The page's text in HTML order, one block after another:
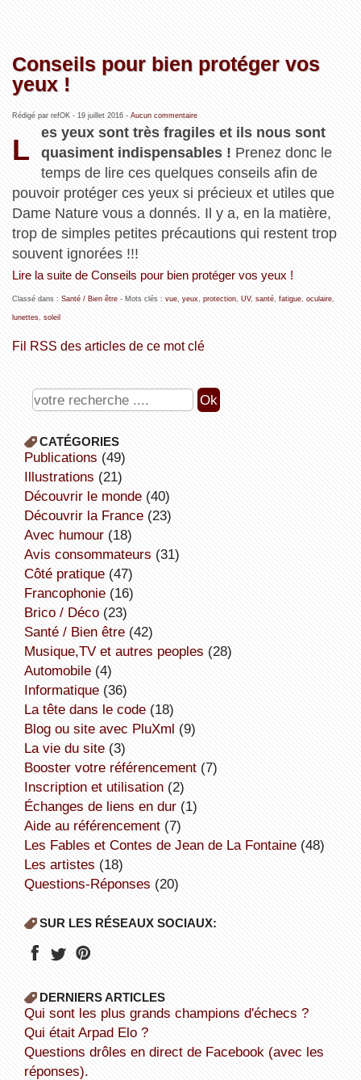
Conseils pour bien protéger vos
yeux !
Rédigé par refOK - 19 juillet 2016- Aucun commentaire
L
es yeux sont très fragiles et ils nous sont
quasiment indispensables ! Prenez donc le
temps de lire ces quelques conseils afin de
pouvoir protéger ces yeux si précieux et utiles que
Dame Nature vous a donnés. Il y a, en la matière,
trop de simples petites précautions qui restent trop
souvent ignorées !!!
Lire la suite de Conseils pour bien protéger vos yeux !
Classé dans : Santé / Bien être- Mots clés : vue, yeux, protection, UV, santé, fatigue, oculaire,
lunettes, soleil
Fil RSS des articles de ce mot clé
CATÉGORIES
publications (49)
illustrations (21)
découvrir le monde(40)
découvrir la France(23)
avec humour(18)
avis consommateurs (31)
côté pratique(47)
Francophonie(16)
Brico / Déco(23)
Santé / Bien être(42)
Musique,TV et autres peoples (28)
Automobile(4)
informatique(36)
la tête dans le code(18)
Blog ou site avec PluXml (9)
la vie du site(3)
booster votre référencement(7)
inscription et utilisation(2)
échanges de liens en dur(1)
aide au référencement(7)
Les Fables et Contes de Jean de La Fontaine(48)
Les artistes (18)
Questions-Réponses (20)
SUR LES RÉSEAUX SOCIAUX:
DERNIERS ARTICLES
Qui sont les plus grands champions d'échecs ?
Qui était Arpad Elo ?
Questions drôles en direct de Facebook (avec les
réponses).